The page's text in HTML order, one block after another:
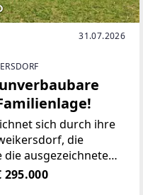
31.07.2026
sich durch ihre
die
ausgezeichnete
bietet eine
295.000